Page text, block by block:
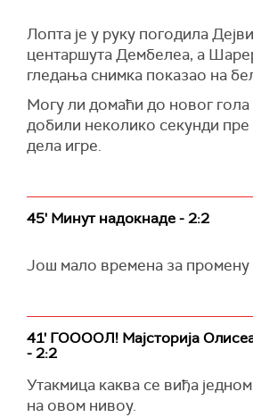
Лопта је у руку погодила
центаршута Дембелеа, а
гледања снимка показао на
Могу ли домаћи до новог гола
добили неколико секунди пре
дела игре.
45' Минут надокнаде - 2:2
Још мало времена за промену
41' ГООООЛ! Мајсторија
- 2:2
Утакмица каква се виђа
на овом нивоу.